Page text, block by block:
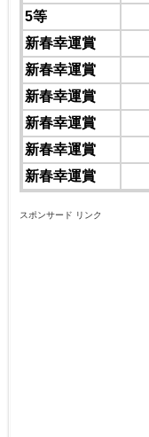
5等
新春幸運賞
新春幸運賞
新春幸運賞
新春幸運賞
新春幸運賞
新春幸運賞
スポンサード リンク